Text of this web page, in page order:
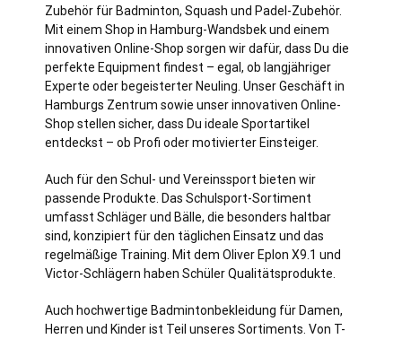
Zubehör für Badminton, Squash und Padel-Zubehör.
Mit einem Shop in Hamburg-Wandsbek und einem
innovativen Online-Shop sorgen wir dafür, dass Du die
perfekte Equipment findest – egal, ob langjähriger
Experte oder begeisterter Neuling. Unser Geschäft in
Hamburgs Zentrum sowie unser innovativen Online-
Shop stellen sicher, dass Du ideale Sportartikel
entdeckst – ob Profi oder motivierter Einsteiger.
Auch für den Schul- und Vereinssport bieten wir
passende Produkte. Das Schulsport-Sortiment
umfasst Schläger und Bälle, die besonders haltbar
sind, konzipiert für den täglichen Einsatz und das
regelmäßige Training. Mit dem Oliver Eplon X9.1 und
Victor-Schlägern haben Schüler Qualitätsprodukte.
Auch hochwertige Badmintonbekleidung für Damen,
Herren und Kinder ist Teil unseres Sortiments. Von T-